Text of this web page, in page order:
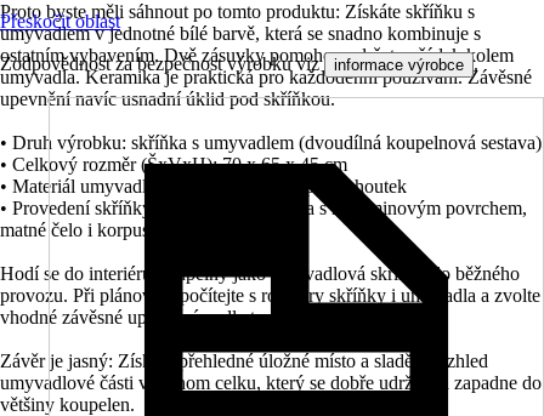
Proto byste měli sáhnout po tomto produktu: Získáte skříňku s
umyvadlem v jednotné bílé barvě, která se snadno kombinuje s
ostatním vybavením. Dvě zásuvky pomohou udržet pořádek kolem
umyvadla. Keramika je praktická pro každodenní používání. Závěsné
upevnění navíc usnadní úklid pod skříňkou.
• Druh výrobku: skříňka s umyvadlem (dvoudílná koupelnová sestava)
• Celkový rozměr (ŠxVxH): 70 x 65 x 45 cm
• Materiál umyvadla: keramika, 1 otvor pro kohoutek
• Provedení skříňky: dřevotřísková deska s melaminovým povrchem,
matné čelo i korpus
Hodí se do interiéru koupelny jako umyvadlová skříňka do běžného
provozu. Při plánování počítejte s rozměry skříňky i umyvadla a zvolte
vhodné závěsné upevnění podle typu stěny.
Závěr je jasný: Získáte přehledné úložné místo a sladěný vzhled
umyvadlové části v jednom celku, který se dobře udržuje a zapadne do
většiny koupelen.
Přeskočit oblast
Zodpovědnost za bezpečnost výrobku viz informace výrobce .